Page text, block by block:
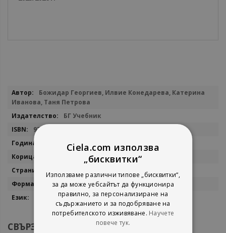
Повече
информация
Божидар Георгиев, Илвие Конедарева, Катерина
Иванова, Таня Петрова
БГ Учебник
9786191872909
21х26
български
СВЪРЗАНИ ПРОДУКТИ
Ciela.com използва
„бисквитки“
Използваме различни типове „бисквитки“,
за да може уебсайтът да функционира
правилно, за персонализиране на
съдържанието и за подобряване на
потребителското изживяване. Научете
повече тук.